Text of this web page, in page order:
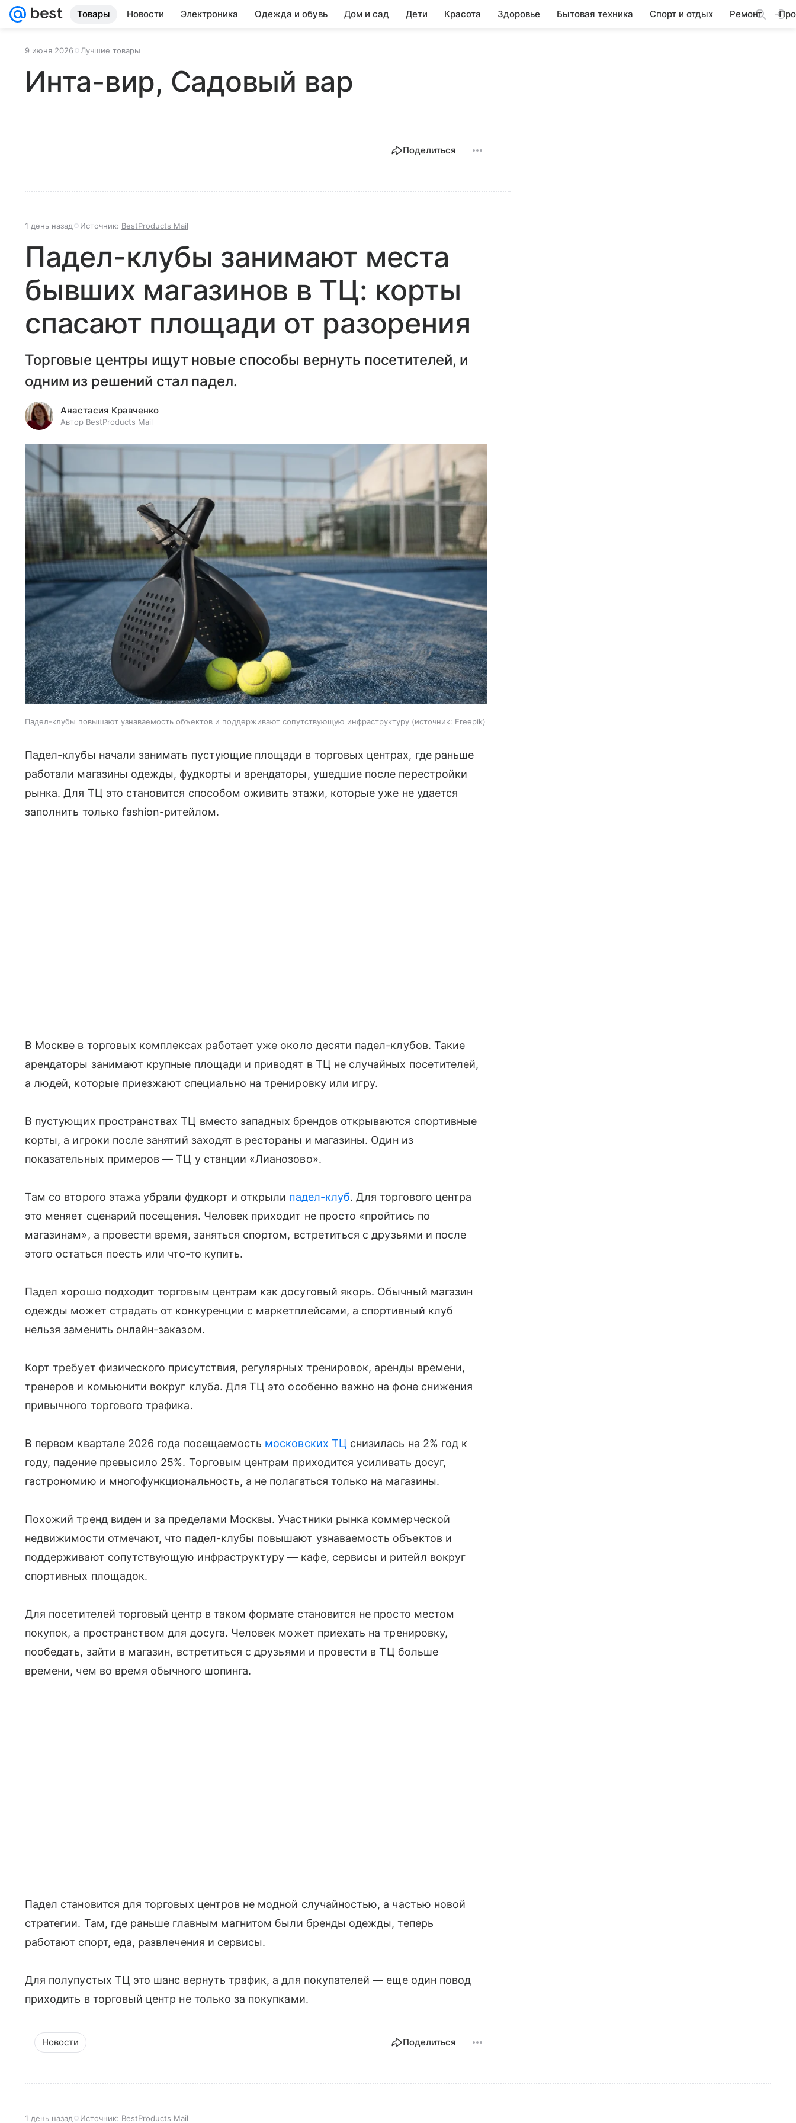
Товары Новости Электроника Одежда и обувь Дом и сад Дети Красота Здоровье Бытовая техника Спорт и отдых Ремонт
9 июня 2026 Лучшие товары
Инта-вир, Садовый вар
Поделиться
1 день назад Источник: BestProducts Mail
Падел-клубы занимают места
бывших магазинов в ТЦ: корты
спасают площади от разорения
Торговые центры ищут новые способы вернуть посетителей, и
одним из решений стал падел.
Анастасия Кравченко
Автор BestProducts Mail
Падел-клубы повышают узнаваемость объектов и поддерживают сопутствующую инфраструктуру источник: Freepik
Падел-клубы начали занимать пустующие площади в торговых центрах, где раньше
работали магазины одежды, фудкорты и арендаторы, ушедшие после перестройки
рынка. Для ТЦ это становится способом оживить этажи, которые уже не удается
заполнить только fashion-ритейлом.
В Москве в торговых комплексах работает уже около десяти падел-клубов. Такие
арендаторы занимают крупные площади и приводят в ТЦ не случайных посетителей,
а людей, которые приезжают специально на тренировку или игру.
В пустующих пространствах ТЦ вместо западных брендов открываются спортивные
корты, а игроки после занятий заходят в рестораны и магазины. Один из
показательных примеров — ТЦ у станции «Лианозово».
Там со второго этажа убрали фудкорт и открыли падел-клуб. Для торгового центра
это меняет сценарий посещения. Человек приходит не просто «пройтись по
магазинам», а провести время, заняться спортом, встретиться с друзьями и после
этого остаться поесть или что-то купить.
Падел хорошо подходит торговым центрам как досуговый якорь. Обычный магазин
одежды может страдать от конкуренции с маркетплейсами, а спортивный клуб
нельзя заменить онлайн-заказом.
Корт требует физического присутствия, регулярных тренировок, аренды времени,
тренеров и комьюнити вокруг клуба. Для ТЦ это особенно важно на фоне снижения
привычного торгового трафика.
В первом квартале 2026 года посещаемость московских ТЦ снизилась на 2% год к
году, падение превысило 25%. Торговым центрам приходится усиливать досуг,
гастрономию и многофункциональность, а не полагаться только на магазины.
Похожий тренд виден и за пределами Москвы. Участники рынка коммерческой
недвижимости отмечают, что падел-клубы повышают узнаваемость объектов и
поддерживают сопутствующую инфраструктуру — кафе, сервисы и ритейл вокруг
спортивных площадок.
Для посетителей торговый центр в таком формате становится не просто местом
покупок, а пространством для досуга. Человек может приехать на тренировку,
пообедать, зайти в магазин, встретиться с друзьями и провести в ТЦ больше
времени, чем во время обычного шопинга.
Падел становится для торговых центров не модной случайностью, а частью новой
стратегии. Там, где раньше главным магнитом были бренды одежды, теперь
работают спорт, еда, развлечения и сервисы.
Для полупустых ТЦ это шанс вернуть трафик, а для покупателей — еще один повод
приходить в торговый центр не только за покупками.
Новости Поделиться
1 день назад Источник: BestProducts Mail